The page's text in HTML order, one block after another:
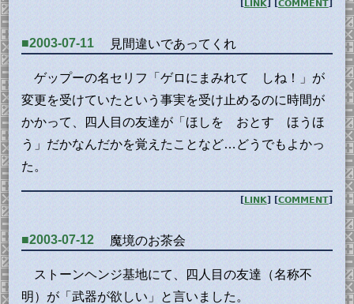
[LINK] [COMMENT]
■2003-07-11 見間違いであってくれ
ゲップーの名セリフ「ゲロにまみれて しね！」が
変更を受けていたという事実を受け止めるのに時間が
かかって、四人目の友達が「ほしを おとす ほうほ
う」だかなんだかを覚えたことなど…どうでもよかっ
た。
[LINK] [COMMENT]
■2003-07-12 魔境のお茶会
ストーンヘンジ基地にて、四人目の友達（名称不
明）が「武器が欲しい」と言いました。